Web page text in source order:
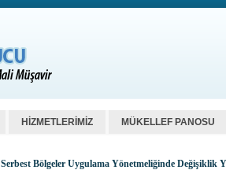
HİZMETLERİMİZ MÜKELLEF PANOSU
Serbest Bölgeler Uygulama Yönetmeliğinde Değişiklik